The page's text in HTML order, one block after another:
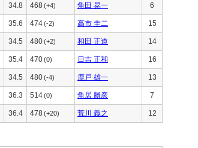
34.8 468 (+4) 角田 晃一 6
35.6 474(-2) 高市 圭二 15
34.5 480(+2) 和田 正道 14
35.4 470(0) 日吉 正和 16
34.5 480(-4) 鹿戸 雄一 13
36.3 514(0) 角居 勝彦 7
36.4 478 (+20) 荒川 義之 12